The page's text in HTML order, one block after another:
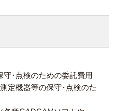
･点検のための委託費用
定機器等の保守･点検のた